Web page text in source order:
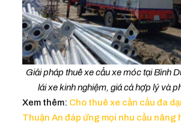
Giải pháp thuê xe cẩu xe móc tại Bình
lái xe kinh nghiệm, giá cả hợp lý và
Xem thêm: Cho thuê xe cần cẩu đa
Thuận An đáp ứng mọi nhu cầu nâng